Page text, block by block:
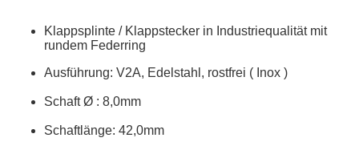
Klappsplinte / Klappstecker in Industriequalität mit
rundem Federring
Ausführung: V2A, Edelstahl, rostfrei ( Inox )
SchaftØ : 8,0mm
Schaftlänge: 42,0mm